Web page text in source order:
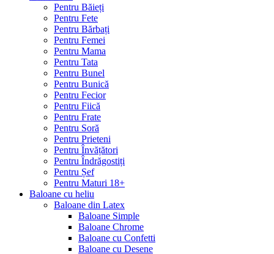
Pentru Băieți
Pentru Fete
Pentru Bărbați
Pentru Femei
Pentru Mama
Pentru Tata
Pentru Bunel
Pentru Bunică
Pentru Fecior
Pentru Fiică
Pentru Frate
Pentru Soră
Pentru Prieteni
Pentru Învățători
Pentru Îndrăgostiți
Pentru Șef
Pentru Maturi 18+
Baloane cu heliu
Baloane din Latex
Baloane Simple
Baloane Chrome
Baloane cu Confetti
Baloane cu Desene